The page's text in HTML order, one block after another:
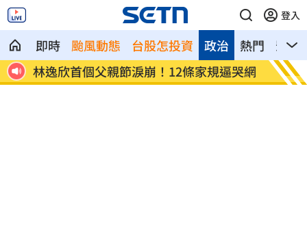
登入
即時 颱風動態 台股怎投資 熱門 影音
政治
壞
林逸欣首個父親節淚崩！12條家規逼哭網 重磅